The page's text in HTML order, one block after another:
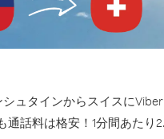
ュタインからスイスに
話料は格安！1分間あたり